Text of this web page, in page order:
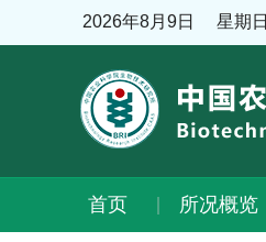
2026年8月9日 星期日
首页 所况概览